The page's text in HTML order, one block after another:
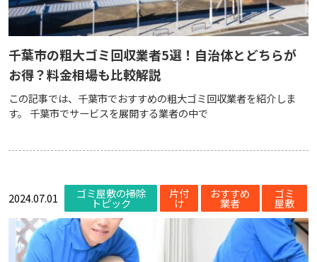
千葉市の粗大ゴミ回収業者5選！自治体とどちらが
お得？料金相場も比較解説
この記事では、千葉市でおすすめの粗大ゴミ回収業者を紹介しま
す。 千葉市でサービスを展開する業者の中で
2024.07.01 ゴミ屋敷の掃除
トピック
片付
け
おすすめ
業者
ゴミ
屋敷